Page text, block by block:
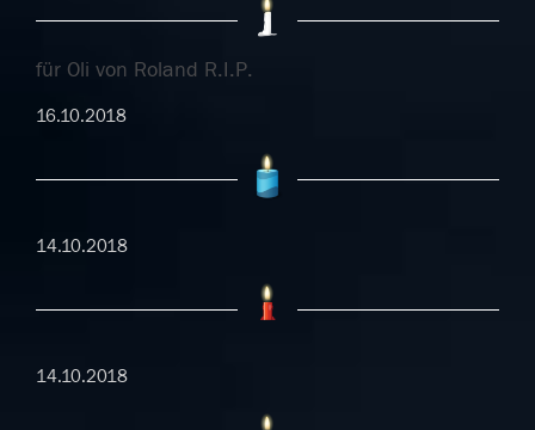
für Oli von Roland R.I.P.
16.10.2018
14.10.2018
14.10.2018